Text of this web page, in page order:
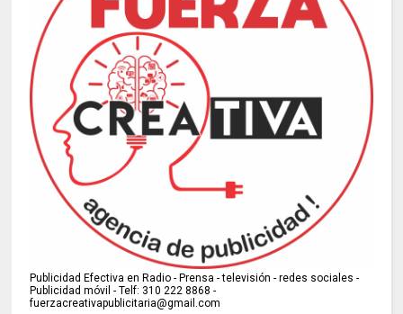
Publicidad Efectiva en Radio - Prensa - televisión - redes sociales -
Publicidad móvil - Telf: 310 222 8868 -
fuerzacreativapublicitaria@gmail.com